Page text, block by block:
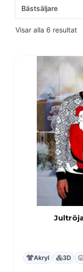
Visar alla 6 resultat
Akryl 3D